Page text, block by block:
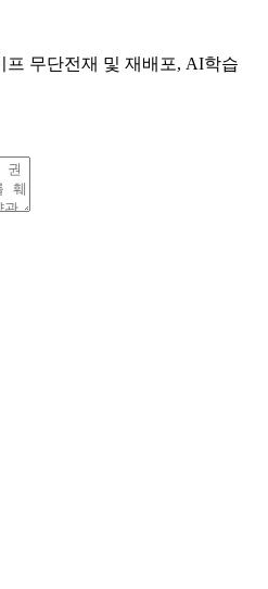
무단전재 및 재배포, AI학습